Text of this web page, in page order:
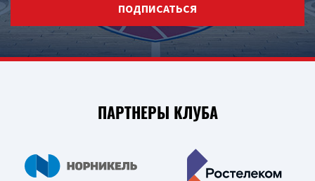
ПОДПИСАТЬСЯ
ПАРТНЕРЫ КЛУБА